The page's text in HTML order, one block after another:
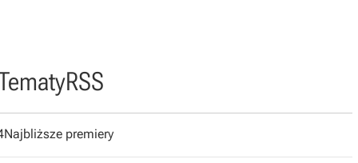
RSS
Najbliższe premiery